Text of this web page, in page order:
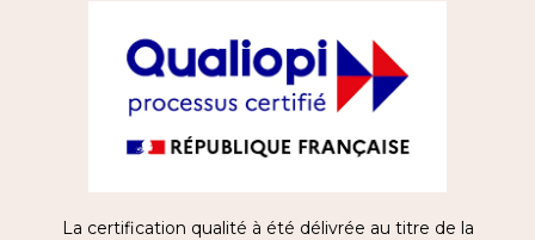
La certification qualité à été délivrée au titre de la